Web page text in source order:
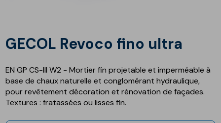
GECOL Revoco fino ultra
EN GP CS-III W2 - Mortier fin projetable et imperméable à
base de chaux naturelle et conglomérant hydraulique,
pour revêtement décoration et rénovation de façades.
Textures : fratassées ou lisses fin.